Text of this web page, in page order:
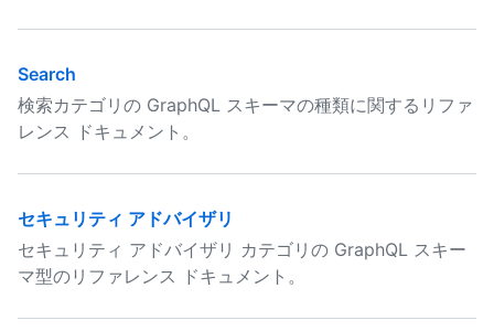
Search
検索カテゴリの GraphQL スキーマの種類に関するリファ
レンス ドキュメント。
セキュリティ アドバイザリ
セキュリティ アドバイザリ カテゴリの GraphQL スキー
マ型のリファレンス ドキュメント。